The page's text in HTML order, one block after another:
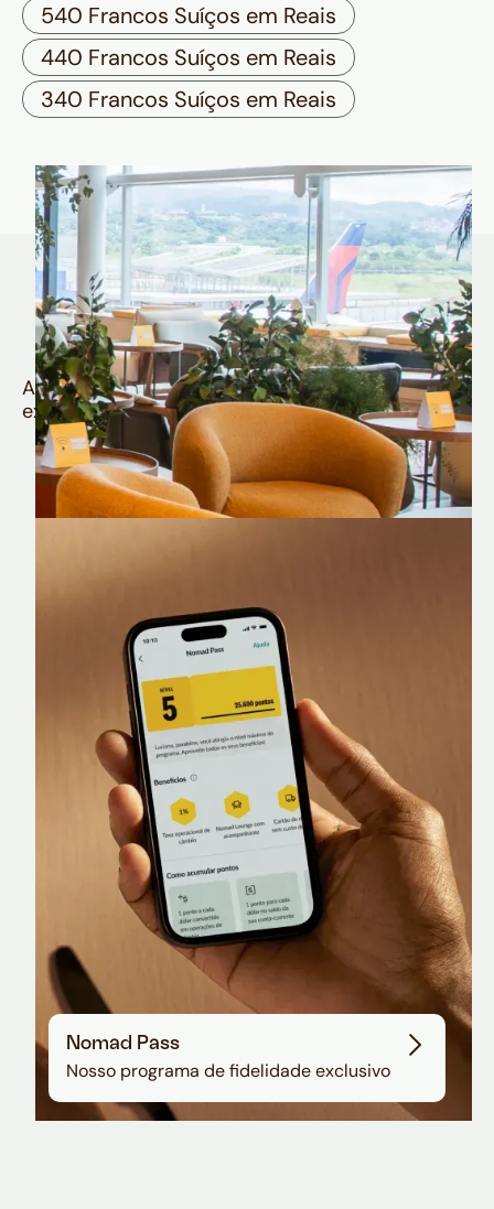
540 Francos Suíços em Reais
440 Francos Suíços em Reais
340 Francos Suíços em Reais
Quem é Nomad tem
muito mais
Aproveite todos os benefícios e vantagens
exclusivas da sua Conta Internacional
Nomad Lounge
Sala VIP no Aeroporto de Guarulhos
Nomad Pass
Nosso programa de fidelidade exclusivo